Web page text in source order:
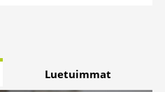
Luetuimmat